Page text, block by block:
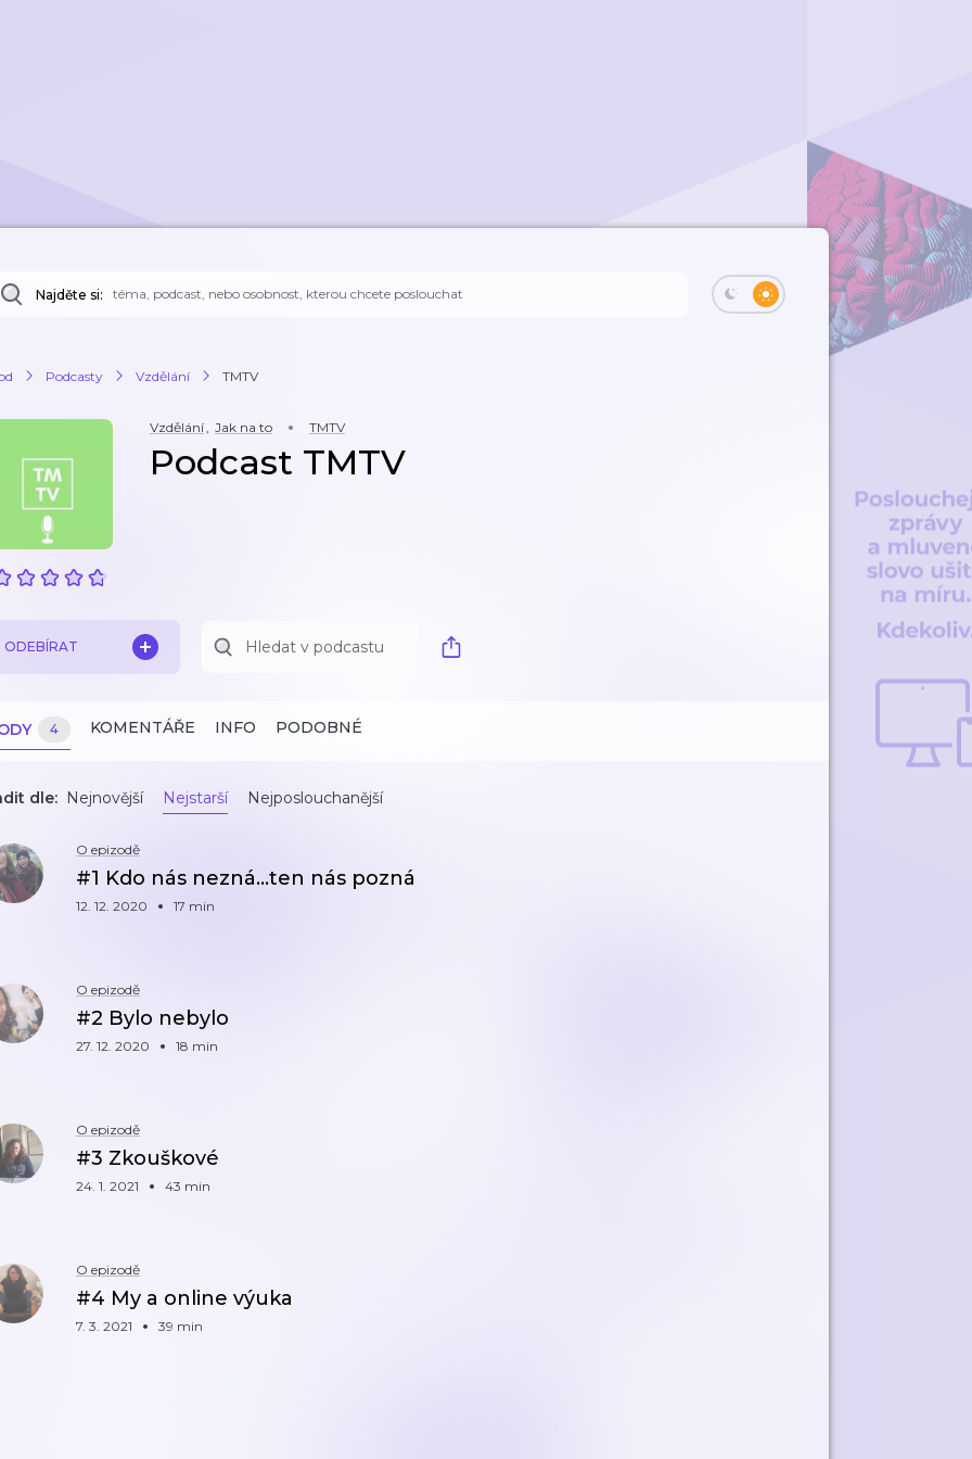
Najděte si:
Podcasty Vzdělání TMTV
Vzdělání, Jak na to TMTV
Podcast TMTV
ODEBÍRAT
4 KOMENTÁŘE INFO PODOBNÉ
dle: Nejnovější Nejstarší Nejposlouchanější
O epizodě
#1 Kdo nás nezná...ten nás pozná
12. 12. 2020 17 min
O epizodě
#2 Bylo nebylo
27. 12. 2020 18 min
O epizodě
#3 Zkouškové
24. 1. 2021 43 min
O epizodě
#4 My a online výuka
7. 3. 2021 39 min